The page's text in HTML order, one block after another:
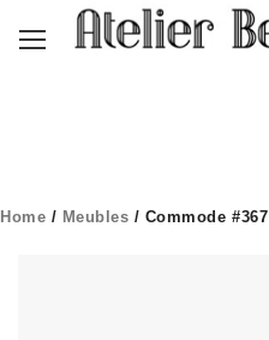
Home / Meubles / Commode #367